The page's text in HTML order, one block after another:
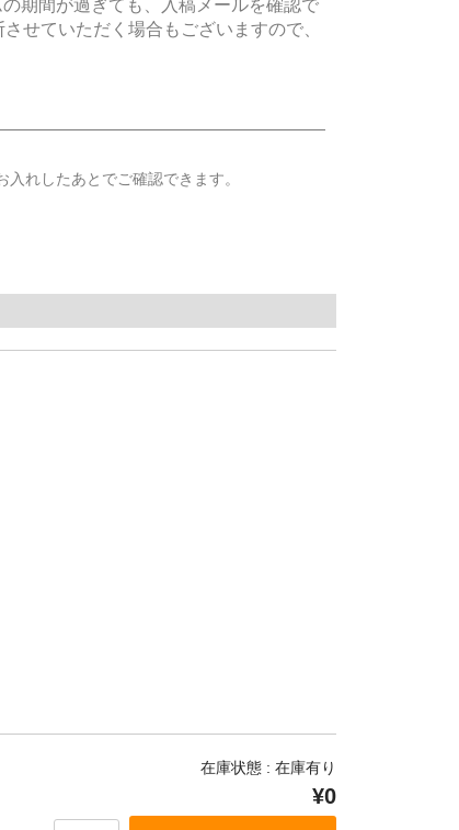
期間が過ぎても、入稿メールを確認で
せていただく場合もございますので、
れしたあとでご確認できます。
在庫状態 : 在庫有り
¥0